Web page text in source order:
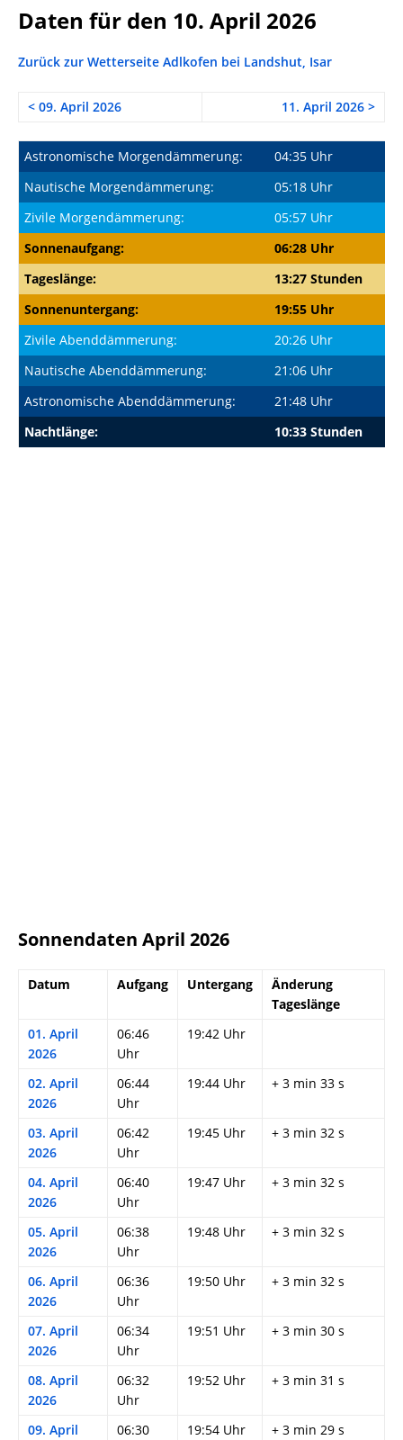
Daten für den 10. April 2026
Zurück zur Wetterseite Adlkofen bei Landshut, Isar
< 09. April 2026 11. April 2026 >
Astronomische Morgendämmerung:
04:35 Uhr
Nautische Morgendämmerung:
05:18 Uhr
Zivile Morgendämmerung:
05:57 Uhr
Sonnenaufgang:
06:28 Uhr
Tageslänge:
13:27 Stunden
Sonnenuntergang:
19:55 Uhr
Zivile Abenddämmerung:
20:26 Uhr
Nautische Abenddämmerung:
21:06 Uhr
Astronomische Abenddämmerung:
21:48 Uhr
Nachtlänge:
10:33 Stunden
Sonnendaten April 2026
Datum Aufgang Untergang
Änderung
Tageslänge
01. April
2026
06:46
Uhr
19:42 Uhr
02. April
2026
06:44
Uhr
19:44 Uhr + 3 min 33 s
03. April
2026
06:42
Uhr
19:45 Uhr + 3 min 32 s
04. April
2026
06:40
Uhr
19:47 Uhr + 3 min 32 s
05. April
2026
06:38
Uhr
19:48 Uhr + 3 min 32 s
06. April
2026
06:36
Uhr
19:50 Uhr + 3 min 32 s
07. April
2026
06:34
Uhr
19:51 Uhr + 3 min 30 s
08. April
2026
06:32
Uhr
19:52 Uhr + 3 min 31 s
09. April
06:30
19:54 Uhr + 3 min 29 s